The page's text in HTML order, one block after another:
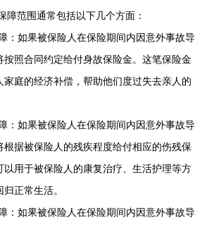
障范围通常包括以下几个方面：
：如果被保险人在保险期间内因意外事故导
按照合同约定给付身故保险金。这笔保险金
家庭的经济补偿，帮助他们度过失去亲人的
：如果被保险人在保险期间内因意外事故导
根据被保险人的残疾程度给付相应的伤残保
以用于被保险人的康复治疗、生活护理等方
正常生活。
：如果被保险人在保险期间内因意外事故导